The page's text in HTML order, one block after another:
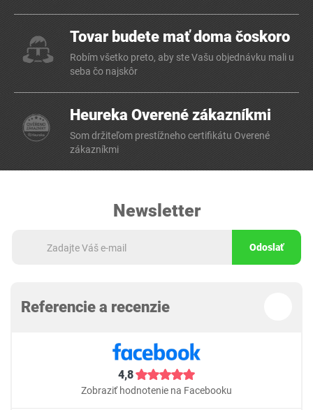
Tovar budete mať doma čoskoro
Robím všetko preto, aby ste Vašu objednávku mali u
seba čo najskôr
Heureka Overené zákazníkmi
Som držiteľom prestížneho certifikátu Overené
zákazníkmi
Newsletter
Odoslať
Referencie a recenzie
4,8
Zobraziť hodnotenie na Facebooku